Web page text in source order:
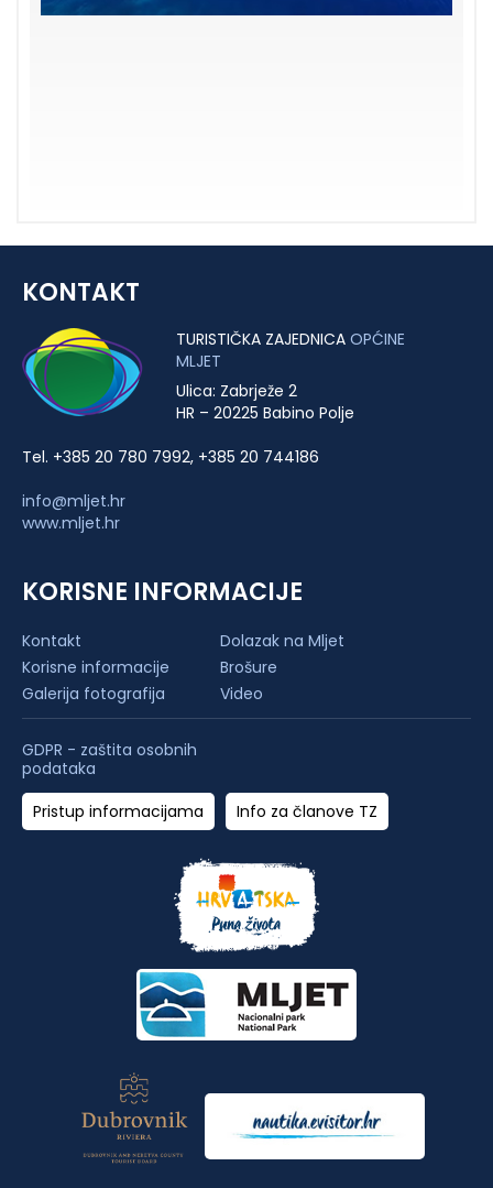
KONTAKT
TURISTIČKA ZAJEDNICA OPĆINE
MLJET
Ulica: Zabrježe 2
HR – 20225 Babino Polje
Tel. +385 20 780 7992, +385 20 744186
info@mljet.hr
www.mljet.hr
KORISNE INFORMACIJE
Kontakt
Dolazak na Mljet
Korisne informacije
Brošure
Galerija fotografija
Video
GDPR - zaštita osobnih
podataka
Pristup informacijama
Info za članove TZ